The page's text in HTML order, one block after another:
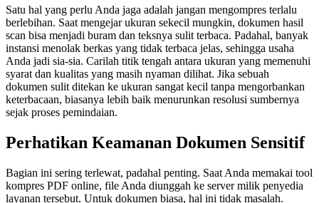
Satu hal yang perlu Anda jaga adalah jangan mengompres terlalu
berlebihan. Saat mengejar ukuran sekecil mungkin, dokumen hasil
scan bisa menjadi buram dan teksnya sulit terbaca. Padahal, banyak
instansi menolak berkas yang tidak terbaca jelas, sehingga usaha
Anda jadi sia-sia. Carilah titik tengah antara ukuran yang memenuhi
syarat dan kualitas yang masih nyaman dilihat. Jika sebuah
dokumen sulit ditekan ke ukuran sangat kecil tanpa mengorbankan
keterbacaan, biasanya lebih baik menurunkan resolusi sumbernya
sejak proses pemindaian.
Perhatikan Keamanan Dokumen Sensitif
Bagian ini sering terlewat, padahal penting. Saat Anda memakai tool
kompres PDF online, file Anda diunggah ke server milik penyedia
layanan tersebut. Untuk dokumen biasa, hal ini tidak masalah.